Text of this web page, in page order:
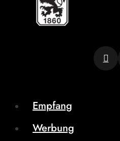
Empfang
Werbung